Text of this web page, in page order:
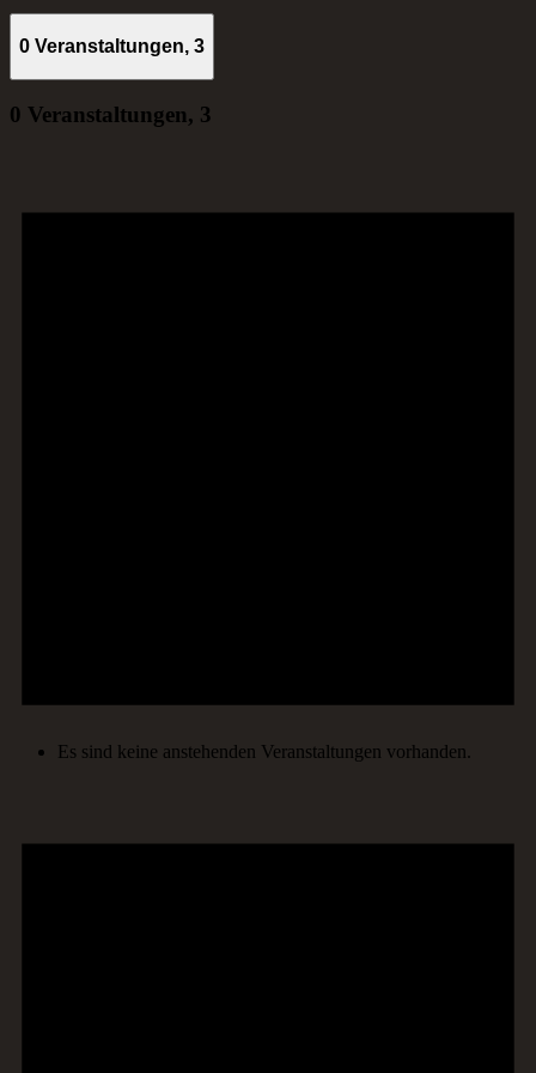
0 Veranstaltungen, 3
0 Veranstaltungen, 3
Es sind keine anstehenden Veranstaltungen vorhanden.